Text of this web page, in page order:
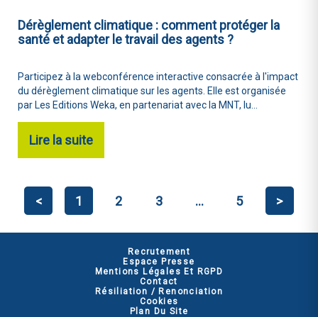
Dérèglement climatique : comment protéger la
santé et adapter le travail des agents ?
Participez à la webconférence interactive consacrée à l'impact
du dérèglement climatique sur les agents. Elle est organisée
par Les Editions Weka, en partenariat avec la MNT, lu...
Lire la suite
< 1 2 3 ... 5 >
Recrutement
Espace Presse
Mentions Légales Et RGPD
Contact
Résiliation / Renonciation
Cookies
Plan Du Site